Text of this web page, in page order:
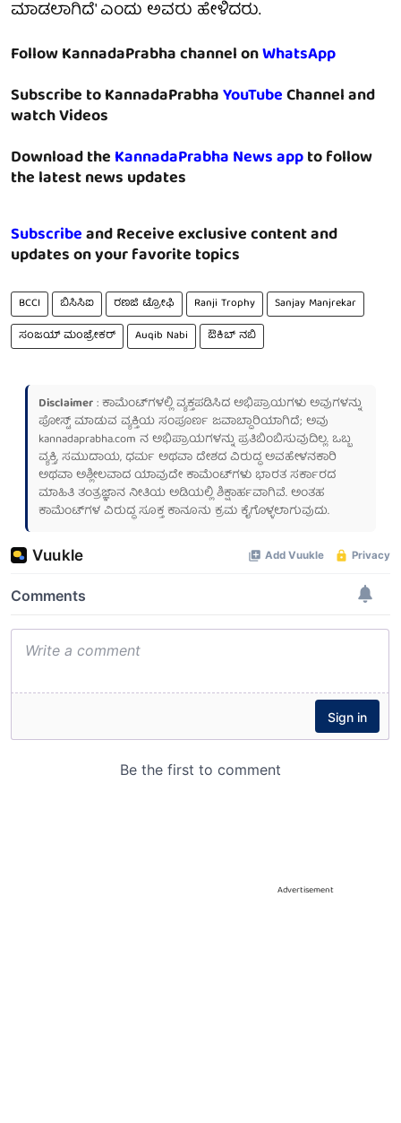
ಮಾಡಲಾಗಿದೆ' ಎಂದು ಅವರು ಹೇಳಿದರು.
Follow KannadaPrabha channel onWhatsApp
Subscribe to KannadaPrabhaYouTubeChannel and
watch Videos
Download theKannadaPrabha News appto follow
the latest news updates
Subscribeand Receive exclusive content and
updates on your favorite topics
BCCI ಬಿಸಿಸಿಐ ರಣಜಿ ಟ್ರೋಫಿ Ranji Trophy
Sanjay Manjrekar
ಸಂಜಯ್ ಮಂಜ್ರೇಕರ್
Auqib Nabi ಔಕಿಬ್ ನಬಿ
Disclaimer: ಕಾಮೆಂಟ್‌ಗಳಲ್ಲಿ ವ್ಯಕ್ತಪಡಿಸಿದ ಅಭಿಪ್ರಾಯಗಳು ಅವುಗಳನ್ನು
ಪೋಸ್ಟ್ ಮಾಡುವ ವ್ಯಕ್ತಿಯ ಸಂಪೂರ್ಣ ಜವಾಬ್ದಾರಿಯಾಗಿದೆ; ಅವು
kannadaprabha.com ನ ಅಭಿಪ್ರಾಯಗಳನ್ನು ಪ್ರತಿಬಿಂಬಿಸುವುದಿಲ್ಲ. ಒಬ್ಬ
ವ್ಯಕ್ತಿ, ಸಮುದಾಯ, ಧರ್ಮ ಅಥವಾ ದೇಶದ ವಿರುದ್ಧ ಅವಹೇಳನಕಾರಿ
ಅಥವಾ ಅಶ್ಲೀಲವಾದ ಯಾವುದೇ ಕಾಮೆಂಟ್‌ಗಳು ಭಾರತ ಸರ್ಕಾರದ
ಮಾಹಿತಿ ತಂತ್ರಜ್ಞಾನ ನೀತಿಯ ಅಡಿಯಲ್ಲಿ ಶಿಕ್ಷಾರ್ಹವಾಗಿವೆ. ಅಂತಹ
ಕಾಮೆಂಟ್‌ಗಳ ವಿರುದ್ಧ ಸೂಕ್ತ ಕಾನೂನು ಕ್ರಮ ಕೈಗೊಳ್ಳಲಾಗುವುದು.
Advertisement